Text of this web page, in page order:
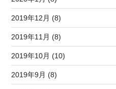
2019年12月 (8)
2019年11月 (8)
2019年10月 (10)
2019年9月 (8)